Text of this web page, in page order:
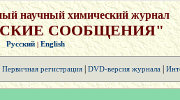
научный химический журнал
СООБЩЕНИЯ"
Русский |English
Первичная регистрация DVD-версия журнала|